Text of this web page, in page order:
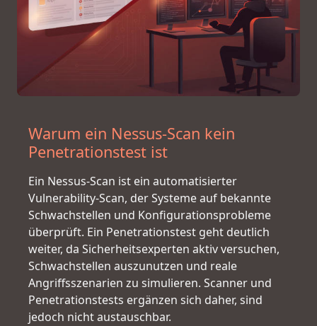
Warum ein Nessus-Scan kein
Penetrationstest ist
Ein Nessus-Scan ist ein automatisierter
Vulnerability-Scan, der Systeme auf bekannte
Schwachstellen und Konfigurationsprobleme
überprüft. Ein Penetrationstest geht deutlich
weiter, da Sicherheitsexperten aktiv versuchen,
Schwachstellen auszunutzen und reale
Angriffsszenarien zu simulieren. Scanner und
Penetrationstests ergänzen sich daher, sind
jedoch nicht austauschbar.